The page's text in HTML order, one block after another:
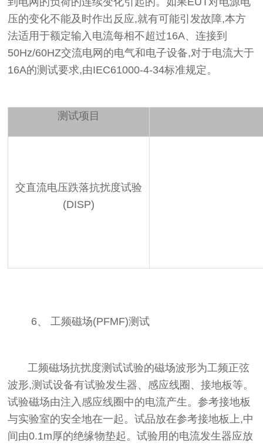
压的变化不能及时作出反应,就有可能引发故障,本方
法适用于额定输入电流每相不超过16A、连接到
50Hz/60HZ交流电网的电气和电子设备,对于电流大于
16A的测试要求,由IEC61000-4-34标准规定。
测试项目
交直流电压跌落抗扰度试验
(DISP)
6、 工频磁场(PFMF)测试
工频磁场抗扰度测试试验的磁场波形为工频正弦
波形,测试设备有试验发生器、感应线圈、接地板等。
试验磁场由注入感应线圈中的电流产生。参考接地板
与实验室的安全地在一起。试品放在参考接地板上,中
间由0.1m厚的绝缘物垫起。试验用的电流发生器应放